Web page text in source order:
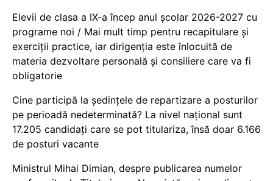
Elevii de clasa a IX-a încep anul școlar 2026-2027 cu
programe noi / Mai mult timp pentru recapitulare și
exerciții practice, iar dirigenția este înlocuită de
materia dezvoltare personală și consiliere care va fi
obligatorie
Cine participă la ședințele de repartizare a posturilor
pe perioadă nedeterminată? La nivel național sunt
17.205 candidați care se pot titulariza, însă doar 6.166
de posturi vacante
Ministrul Mihai Dimian, despre publicarea numelor